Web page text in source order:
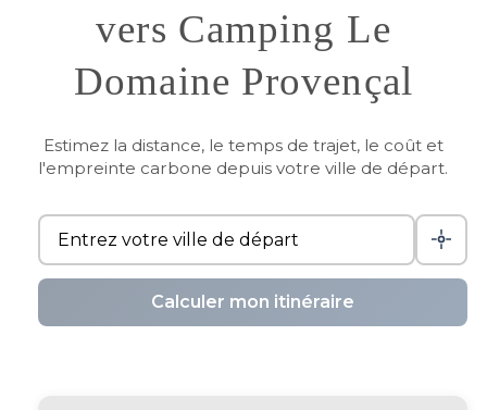
vers Camping Le
Domaine Provençal
Estimez la distance, le temps de trajet, le coût et
l'empreinte carbone depuis votre ville de départ.
Calculer mon itinéraire